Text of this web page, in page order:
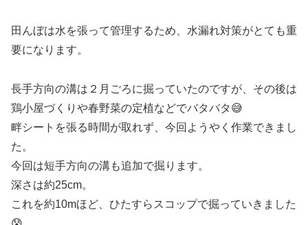
田んぼは水を張って管理するため、水漏れ対策がとても重
要になります。
長手方向の溝は２月ごろに掘っていたのですが、その後は
鶏小屋づくりや春野菜の定植などでバタバタ😅
畔シートを張る時間が取れず、今回ようやく作業できまし
た。
今回は短手方向の溝も追加で掘ります。
深さは約25cm。
これを約10mほど、ひたすらスコップで掘っていきました